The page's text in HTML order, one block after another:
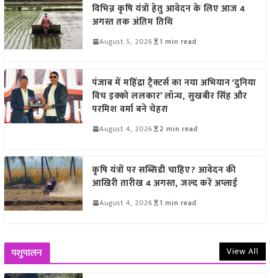
विभिन्न कृषि यंत्रों हेतु आवेदन के लिए आज 4
अगस्त तक अंतिम तिथि
August 5, 2026 1 min read
पंजाब में महिंद्रा ट्रैक्टर्स का नया अभियान ‘दुनिया
विच इक्को ललकार’ लॉन्च, सुखबीर सिंह और
परमिश वर्मा बने चेहरा
August 4, 2026 2 min read
कृषि यंत्रों पर सब्सिडी चाहिए? आवेदन की
आखिरी तारीख 4 अगस्त, जल्द करें अप्लाई
August 4, 2026 1 min read
पशुपालन View All